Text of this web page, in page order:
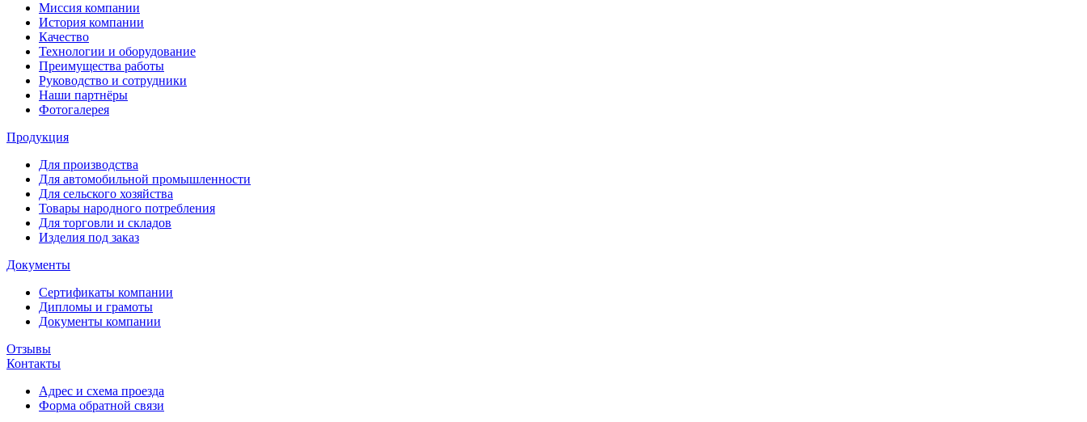
Миссия компании
История компании
Качество
Технологии и оборудование
Преимущества работы
Руководство и сотрудники
Наши партнёры
Фотогалерея
Продукция
Для производства
Для автомобильной промышленности
Для сельского хозяйства
Товары народного потребления
Для торговли и складов
Изделия под заказ
Документы
Сертификаты компании
Дипломы и грамоты
Документы компании
Отзывы
Контакты
Адрес и схема проезда
Форма обратной связи